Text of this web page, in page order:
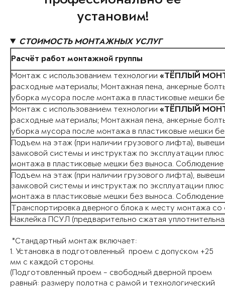
установим!
СТОИМОСТЬ МОНТАЖНЫХ УСЛУГ
Расчёт работ монтажной группы
Монтаж с использованием технологии «ТЁПЛЫЙ
расходные материалы; Монтажная пена, анкерные
уборка мусора после монтажа в пластиковые мешки
Монтаж с использованием технологии «ТЁПЛЫЙ
расходные материалы; Монтажная пена, анкерные
уборка мусора после монтажа в пластиковые мешки
Подъем на этаж (при наличии грузового лифта),
замковой системы и инструктаж по эксплуатации
монтажа в пластиковые мешки без выноса. Соблюдение
Подъем на этаж (при наличии грузового лифта),
замковой системы и инструктаж по эксплуатации
монтажа в пластиковые мешки без выноса. Соблюдение
Транспортировка дверного блока к месту монтажа
Наклейка ПСУЛ (предварительно сжатая
*Стандартный монтаж включает:
1. Установка в подготовленный проем с допуском +25
мм с каждой стороны.
(Подготовленный проем - свободный дверной проем
равный: размеру полотна с рамой и технологический